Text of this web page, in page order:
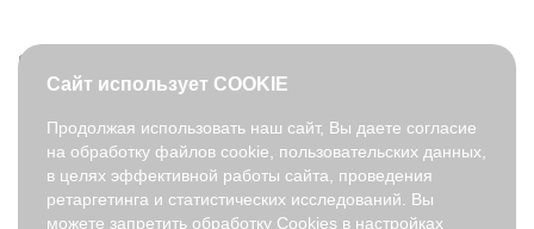
© 2026. fabretti.ru. Все права защищены
На информационном ресурсе применяются
рекомендательные
технологии .
Сайт использует COOKIE
Продолжая использовать наш сайт, Вы даете согласие
на обработку файлов cookie, пользовательских данных,
в целях эффективной работы сайта, проведения
ретаргетинга и статистических исследований. Вы
можете запретить обработку Cookies в настройках